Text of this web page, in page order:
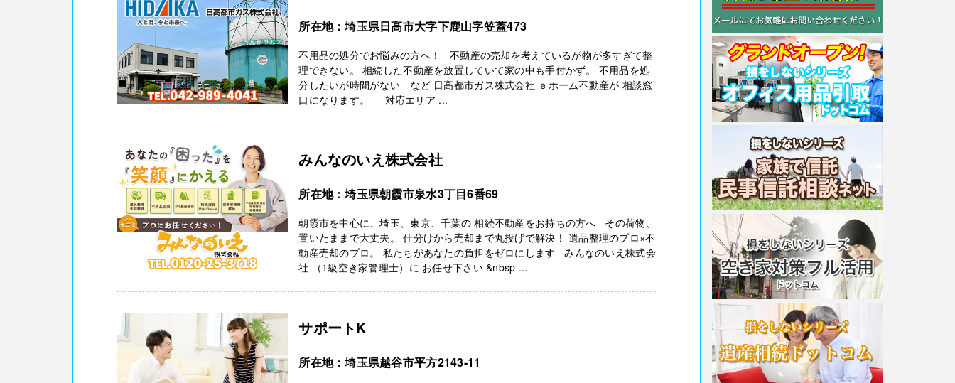
所在地：埼玉県日高市大字下鹿山字笠蓋473
不用品の処分でお悩みの方へ！ 不動産の売却を考えているが物が多すぎて整
理できない。 相続した不動産を放置していて家の中も手付かず。 不用品を処
分したいが時間がない など 日高都市ガス株式会社 ｅホーム不動産が 相談窓
口になります。 対応エリア ...
みんなのいえ株式会社
所在地：埼玉県朝霞市泉水3丁目6番69
朝霞市を中心に、埼玉、東京、千葉の 相続不動産をお持ちの方へ その荷物、
置いたままで大丈夫。 仕分けから売却まで丸投げで解決！ 遺品整理のプロ×不
動産売却のプロ。 私たちがあなたの負担をゼロにします みんなのいえ株式会
社 （1級空き家管理士）に お任せ下さい &nbsp ...
サポートK
所在地：埼玉県越谷市平方2143-11